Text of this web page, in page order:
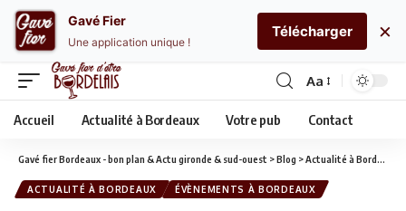
Aa
Accueil Actualité à Bordeaux Votre pub Contact
Gavé fier Bordeaux - bon plan & Actu gironde & sud-ouest >Blog >Actualité à Bordeaux
ACTUALITÉ À BORDEAUX ÉVÈNEMENTS À BORDEAUX
Gavé Fier
Une application unique !
Télécharger ×